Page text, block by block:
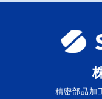
精密部品加